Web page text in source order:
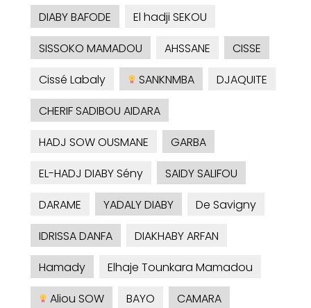
DIABY BAFODE
El hadji SEKOU
SISSOKO MAMADOU
AHSSANE
CISSE
Cissé Labaly
SANKNMBA
DJAQUITE
CHERIF SADIBOU AIDARA
HADJ SOW OUSMANE
GARBA
EL-HADJ DIABY Sény
SAIDY SALIFOU
DARAME
YADALY DIABY
De Savigny
IDRISSA DANFA
DIAKHABY ARFAN
Hamady
Elhaje Tounkara Mamadou
Aliou SOW
BAYO
CAMARA